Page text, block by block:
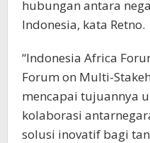
hubungan antara
Indonesia, kata Retno.
“Indonesia Africa
Forum on Multi-
mencapai tujuannya
kolaborasi
solusi inovatif bagi